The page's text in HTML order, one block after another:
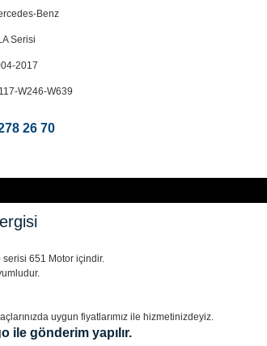
Benz
Serisi
2017
W246-W639
26 70
serisi 651 Motor içindir.
uygun fiyatlarımız ile hizmetinizdeyiz.
ile gönderim yapılır.